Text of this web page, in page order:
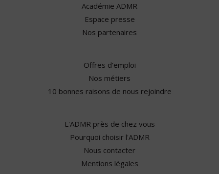
Académie ADMR
Espace presse
Nos partenaires
Offres d'emploi
Nos métiers
10 bonnes raisons de nous rejoindre
L'ADMR près de chez vous
Pourquoi choisir l'ADMR
Nous contacter
Mentions légales